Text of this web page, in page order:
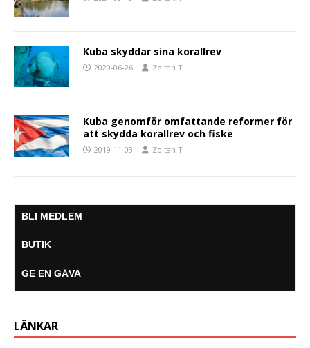
Kuba skyddar sina korallrev
2020-06-26 Zoltan T
Kuba genomför omfattande reformer för
att skydda korallrev och fiske
2019-11-03 Zoltan T
BLI MEDLEM
BUTIK
GE EN GÅVA
LÄNKAR